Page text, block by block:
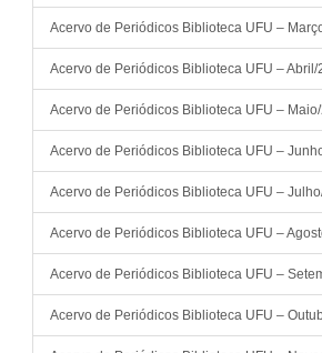
Acervo de Periódicos Biblioteca UFU –
Acervo de Periódicos Biblioteca UFU – Abril/
Acervo de Periódicos Biblioteca UFU –
Acervo de Periódicos Biblioteca UFU –
Acervo de Periódicos Biblioteca UFU –
Acervo de Periódicos Biblioteca UFU –
Acervo de Periódicos Biblioteca UFU –
Acervo de Periódicos Biblioteca UFU –